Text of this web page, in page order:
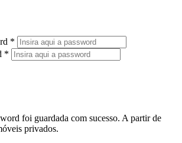
*
*
foi guardada com sucesso. A partir de
privados.